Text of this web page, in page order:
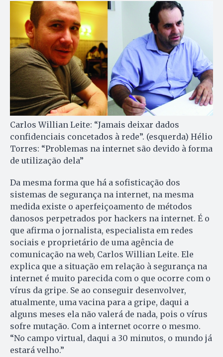
Carlos Willian Leite: “Jamais deixar dados
confidenciais concetados à rede”. (esquerda) Hélio
Torres: “Problemas na internet são devido à forma
de utilização dela”
Da mesma forma que há a sofisticação dos
sistemas de segurança na internet, na mesma
medida existe o aperfeiçoamento de métodos
danosos perpetrados por hackers na internet. É o
que afirma o jornalista, especialista em redes
sociais e proprietário de uma agência de
comunicação na web, Carlos Willian Leite. Ele
explica que a situação em relação à segurança na
internet é muito parecida com o que ocorre com o
vírus da gripe. Se ao conseguir desenvolver,
atualmente, uma vacina para a gripe, daqui a
alguns meses ela não valerá de nada, pois o vírus
sofre mutação. Com a internet ocorre o mesmo.
“No campo virtual, daqui a 30 minutos, o mundo já
estará velho.”